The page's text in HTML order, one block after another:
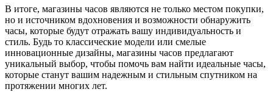
В итоге, магазины часов являются не только местом покупки,
но и источником вдохновения и возможности обнаружить
часы, которые будут отражать вашу индивидуальность и
стиль. Будь то классические модели или смелые
инновационные дизайны, магазины часов предлагают
уникальный выбор, чтобы помочь вам найти идеальные часы,
которые станут вашим надежным и стильным спутником на
протяжении многих лет.